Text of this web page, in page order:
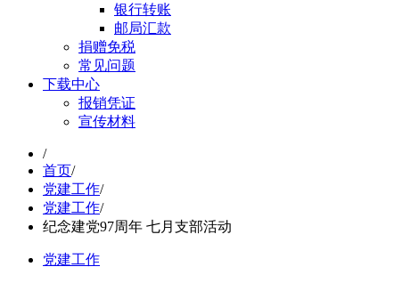
银行转账
邮局汇款
捐赠免税
常见问题
下载中心
报销凭证
宣传材料
/
首页/
党建工作/
党建工作/
纪念建党97周年 七月支部活动
党建工作